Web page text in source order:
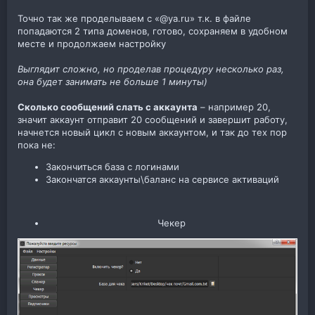
Точно так же проделываем с «@ya.ru» т.к. в файле
попадаются 2 типа доменов, готово, сохраняем в удобном
месте и продолжаем настройку
Выглядит сложно, но проделав процедуру несколько раз,
она будет занимать не больше 1 минуты)
Сколько сообщений слать с аккаунта – например 20,
значит аккаунт отправит 20 сообщений и завершит работу,
начнется новый цикл с новым аккаунтом, и так до тех пор
пока не:
Закончиться база с логинами
Закончатся аккаунты\баланс на сервисе активаций
Чекер​